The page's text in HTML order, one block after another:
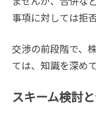
事項に対しては拒
交渉の前段階で、
ては、知識を深め
スキーム検討